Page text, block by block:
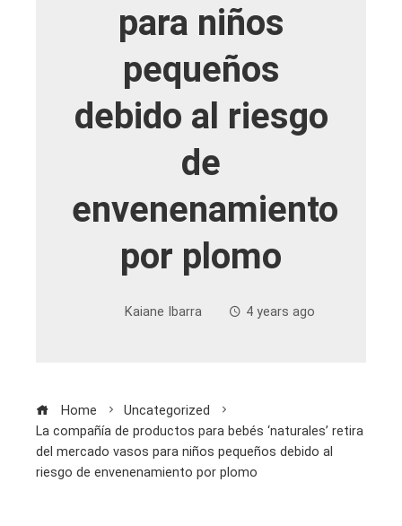
para niños
pequeños
debido al riesgo
de
envenenamiento
por plomo
Kaiane Ibarra 4 years ago
Home
Uncategorized
La compañía de productos para bebés ‘naturales’ retira
del mercado vasos para niños pequeños debido al
riesgo de envenenamiento por plomo